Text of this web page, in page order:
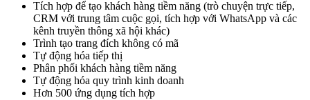
Tích hợp để tạo khách hàng tiềm năng (trò chuyện trực tiếp,
CRM với trung tâm cuộc gọi, tích hợp với WhatsApp và các
kênh truyền thông xã hội khác)
Trình tạo trang đích không có mã
Tự động hóa tiếp thị
Phân phối khách hàng tiềm năng
Tự động hóa quy trình kinh doanh
Hơn 500 ứng dụng tích hợp